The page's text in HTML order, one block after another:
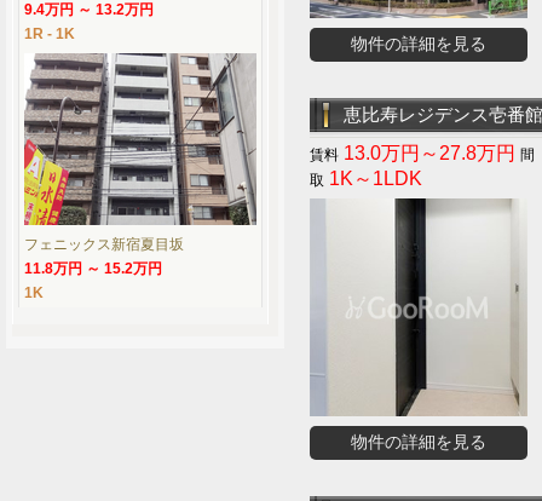
物件の詳細を見る
恵比寿レジデンス壱番館
13.0万円～27.8万円
1K～1LDK
物件の詳細を見る
9.4万円 ～ 13.2万円
1R - 1K
フェニックス新宿夏目坂
11.8万円 ～ 15.2万円
1K